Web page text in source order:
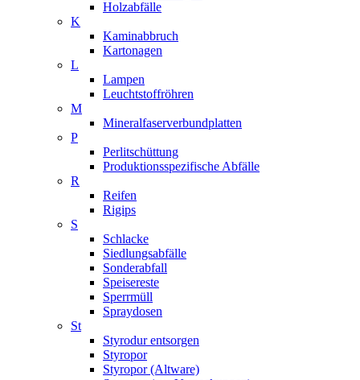
Holzabfälle
K
Kaminabbruch
Kartonagen
L
Lampen
Leuchtstoffröhren
M
Mineralfaserverbundplatten
P
Perlitschüttung
Produktionsspezifische Abfälle
R
Reifen
Rigips
S
Schlacke
Siedlungsabfälle
Sonderabfall
Speisereste
Sperrmüll
Spraydosen
St
Styrodur entsorgen
Styropor
Styropor (Altware)